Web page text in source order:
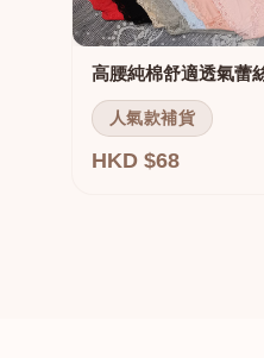
人氣款補貨
HKD $68